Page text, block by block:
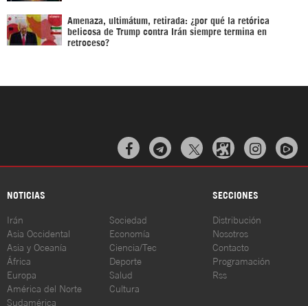
Amenaza, ultimátum, retirada: ¿por qué la retórica
belicosa de Trump contra Irán siempre termina en
retroceso?
  
NOTICIAS SECCIONES
Irán
Asia Occidental
Asia y Oceanía
África
Europa
América del Norte
Sudamérica
Sociedad
Economía
Ciencia/Tec
Deporte
Salud
Cultura
Distribución
Nosotros
Contacto
Programación
Rss